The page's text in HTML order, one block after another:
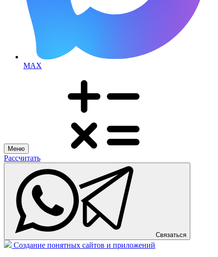
MAX
Меню
Рассчитать
Связаться
Создание понятных сайтов и приложений